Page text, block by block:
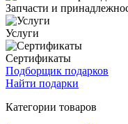
Запчасти и
Услуги
Сертификаты
Подборщик подарков
Найти подарки
Категории товаров